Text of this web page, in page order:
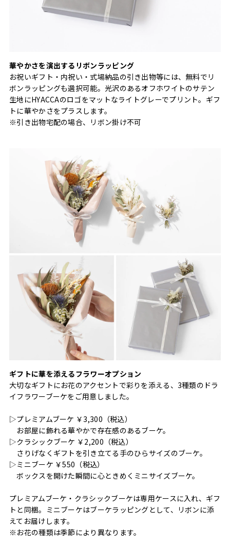
華やかさを演出するリボンラッピング
お祝いギフト・内祝い・式場納品の引き出物等には、無料でリ
ボンラッピングも選択可能。光沢のあるオフホワイトのサテン
生地にHYACCAのロゴをマットなライトグレーでプリント。ギフ
トに華やかさをプラスします。
※引き出物宅配の場合、リボン掛け不可
ギフトに華を添えるフラワーオプション
大切なギフトにお花のアクセントで彩りを添える、3種類のドラ
イフラワーブーケをご用意しました。
▷プレミアムブーケ ￥3,300（税込）
お部屋に飾れる華やかで存在感のあるブーケ。
▷クラシックブーケ ￥2,200（税込）
さりげなくギフトを引き立てる手のひらサイズのブーケ。
▷ミニブーケ ￥550（税込）
ボックスを開けた瞬間に心ときめくミニサイズブーケ。
プレミアムブーケ・クラシックブーケは専用ケースに入れ、ギフ
トと同梱。ミニブーケはブーケラッピングとして、リボンに添
えてお届けします。
※お花の種類は季節により異なります。